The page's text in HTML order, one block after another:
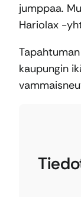
jumppaa.
Hariolax -
kaupungin